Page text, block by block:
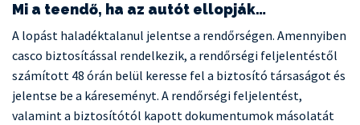
Mi a teendő, ha az autót ellopják…
A lopást haladéktalanul jelentse a rendőrségen. Amennyiben
casco biztosítással rendelkezik, a rendőrségi feljelentéstől
számított 48 órán belül keresse fel a biztosító társaságot és
jelentse be a káreseményt. A rendőrségi feljelentést,
valamint a biztosítótól kapott dokumentumok másolatát